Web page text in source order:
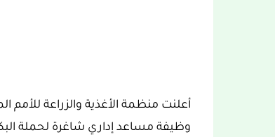
أعلنت منظمة الأغذية والزراعة للأمم
وظيفة مساعد إداري شاغرة لحملة